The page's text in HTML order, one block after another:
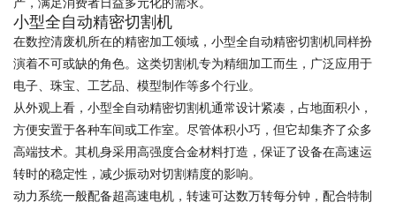
小型全自动精密切割机
在数控清废机所在的精密加工领域，小型全自动精密切割机同样扮
演着不可或缺的角色。这类切割机专为精细加工而生，广泛应用于
电子、珠宝、工艺品、模型制作等多个行业。
从外观上看，小型全自动精密切割机通常设计紧凑，占地面积小，
方便安置于各种车间或工作室。尽管体积小巧，但它却集齐了众多
高端技术。其机身采用高强度合金材料打造，保证了设备在高速运
转时的稳定性，减少振动对切割精度的影响。
动力系统一般配备超高速电机，转速可达数万转每分钟，配合特制